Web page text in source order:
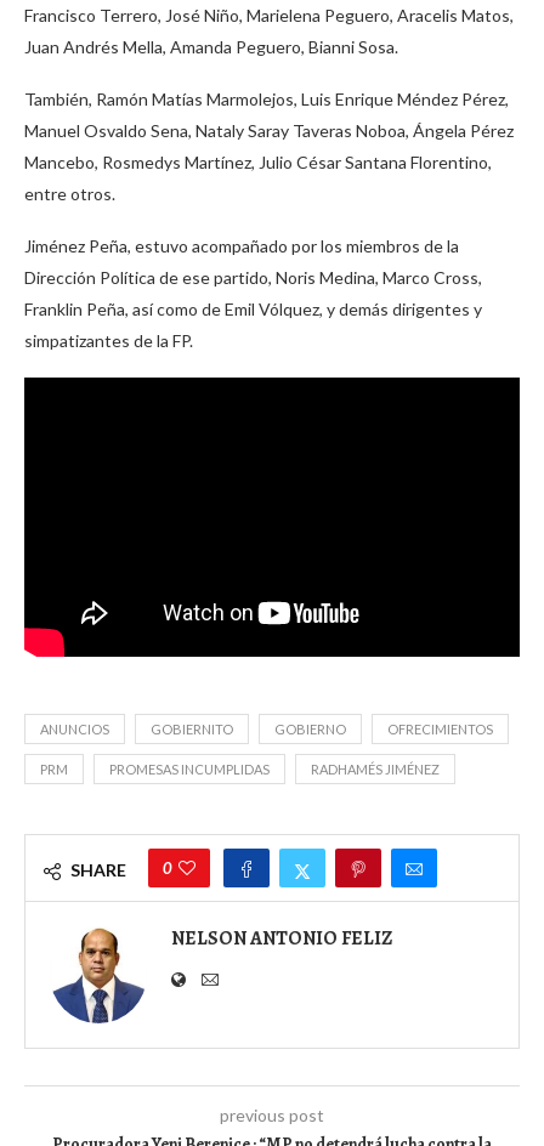
Francisco Terrero, José Niño, Marielena Peguero, Aracelis Matos,
Juan Andrés Mella, Amanda Peguero, Bianni Sosa.
También, Ramón Matías Marmolejos, Luis Enrique Méndez Pérez,
Manuel Osvaldo Sena, Nataly Saray Taveras Noboa, Ángela Pérez
Mancebo, Rosmedys Martínez, Julio César Santana Florentino,
entre otros.
Jiménez Peña, estuvo acompañado por los miembros de la
Dirección Política de ese partido, Noris Medina, Marco Cross,
Franklin Peña, así como de Emil Vólquez, y demás dirigentes y
simpatizantes de la FP.
ANUNCIOS GOBIERNITO GOBIERNO OFRECIMIENTOS
PRM PROMESAS INCUMPLIDAS RADHAMÉS JIMÉNEZ
SHARE 0
NELSON ANTONIO FELIZ
previous post